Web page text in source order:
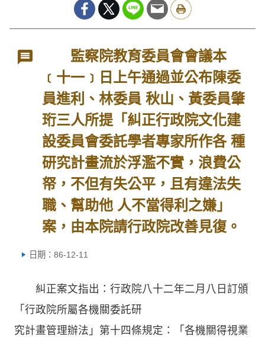
監察院教育委員會會議本
﹝十一﹞日上午通過並公布陳委
員進利、林委員 秋山、黃委員肇
珩三人所提「糾正行政院文化建
設委員會委託學者專家所作各 種
研究計畫流於浮濫不實，浪費公
帑，不但有失公平，且有違法失
職、幫助他 人不當得利之嫌」
案，由本院請行政院改善見復。
日期：86-12-11
糾正案文指出：行政院八十二年二月八日訂頒
「行政院所屬各機關委託研
究計畫管理辦法」第十四條規定：「各機關得視業